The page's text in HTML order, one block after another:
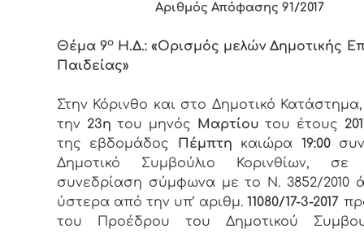
Αριθμός Απόφασης 91/2017
Θέμα 9ο Η.Δ.: «Ορισμός μελών Δημοτικής
Παιδείας»
Στην Κόρινθο και στο Δημοτικό
την 23η του μηνός Μαρτίου του έτους
της εβδομάδος Πέμπτη καιώρα 19:00
Δημοτικό Συμβούλιο Κορινθίων, σε
συνεδρίαση σύμφωνα με το Ν. 3852/2010
ύστερα από την υπ’ αριθμ.11080/17-3-2017
του Προέδρου του Δημοτικού